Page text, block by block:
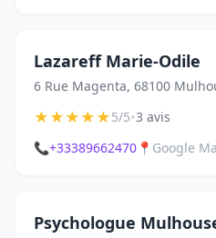
Lazareff Marie-Odile
6 Rue Magenta, 68100
★★★★★5/5•3 avis
📞+33389662470 📍 Google
Psychologue